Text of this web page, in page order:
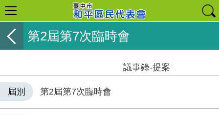
第2屆第7次臨時會
議事錄-提案
屆別 第2屆第7次臨時會